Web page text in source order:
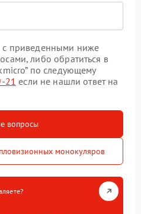
с приведенными ниже
либо обратиться в
по следующему
21 если не нашли ответ на
вопросы
монокуляров